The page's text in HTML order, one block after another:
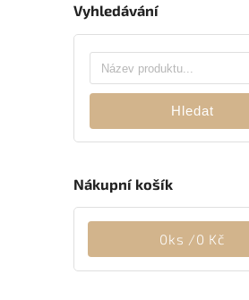
Vyhledávání
Hledat
Nákupní košík
0ks /0 Kč